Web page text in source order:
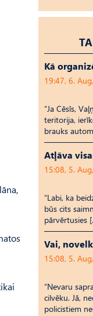
Kā
19:47, 6.
“Ja Cēsīs,
teritorija,
brauks
Atļāva
15:08, 5.
“Labi, ka
būs cits
pārvērtusies
Vai,
15:08, 5.
“Nevaru
cilvēku. Jā,
policistiem